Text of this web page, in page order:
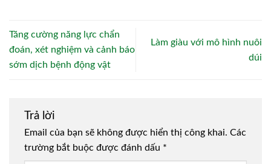
Tăng cường năng lực chẩn
đoán, xét nghiệm và cảnh báo
sớm dịch bệnh động vật
Làm giàu với mô hình nuôi
dúi
Trả lời
Email của bạn sẽ không được hiển thị công khai. Các
trường bắt buộc được đánh dấu *